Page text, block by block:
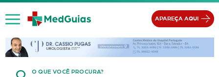
Ir para o conteúdo
APAREÇA AQUI
O QUE VOCÊ PROCURA?